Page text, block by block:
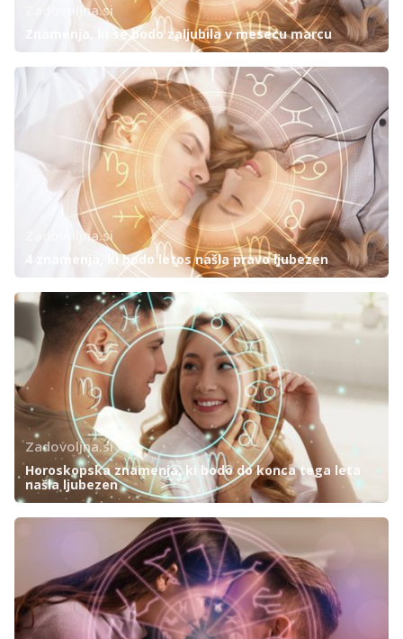
Zadovoljna.si
Znamenja, ki se bodo zaljubila v mesecu marcu
Zadovoljna.si
4 znamenja, ki bodo letos našla pravo ljubezen
Zadovoljna.si
Horoskopska znamenja, ki bodo do konca tega leta
našla ljubezen